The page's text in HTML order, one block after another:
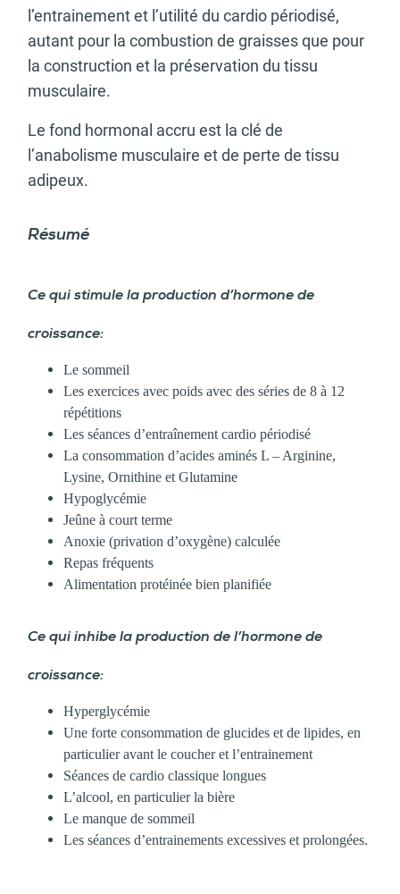
l’entrainement et l’utilité du cardio périodisé,
autant pour la combustion de graisses que pour
la construction et la préservation du tissu
musculaire.
Le fond hormonal accru est la clé de
l’anabolisme musculaire et de perte de tissu
adipeux.
Résumé
Ce qui stimule la production d’hormone de
croissance:
Le sommeil
Les exercices avec poids avec des séries de 8 à 12
répétitions
Les séances d’entraînement cardio périodisé
La consommation d’acides aminés L – Arginine,
Lysine, Ornithine et Glutamine
Hypoglycémie
Jeûne à court terme
Anoxie (privation d’oxygène) calculée
Repas fréquents
Alimentation protéinée bien planifiée
Ce qui inhibe la production de l’hormone de
croissance:
Hyperglycémie
Une forte consommation de glucides et de lipides, en
particulier avant le coucher et l’entrainement
Séances de cardio classique longues
L’alcool, en particulier la bière
Le manque de sommeil
Les séances d’entrainements excessives et prolongées.